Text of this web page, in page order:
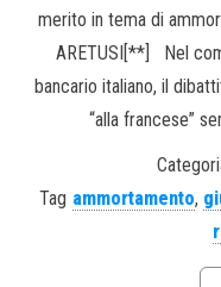
merito in tema di
ARETUSI[**] Nel
bancario italiano, il
“alla francese”
Tag ammortamento,